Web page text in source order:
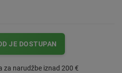
JE DOSTUPAN
za narudžbe iznad 200 €